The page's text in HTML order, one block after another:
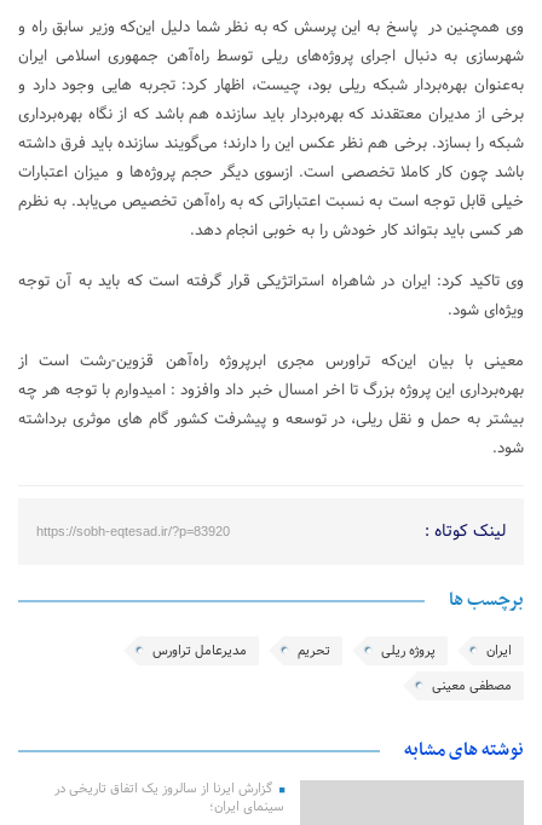
وی همچنین در پاسخ به این پرسش که به نظر شما دلیل این‌که وزیر سابق راه و
شهرسازی به دنبال اجرای پروژه‌های ریلی توسط راه‌آهن جمهوری اسلامی ایران
به‌عنوان بهره‌بردار شبکه ریلی بود، چیست، ‌اظهار کرد: تجربه هایی وجود دارد و
برخی از مدیران معتقدند که بهره‌بردار باید سازنده هم باشد که از نگاه بهره‌برداری
شبکه را بسازد. برخی هم نظر عکس این را دارند؛ می‌گویند سازنده باید فرق داشته
باشد چون کار کاملا تخصصی است. ازسوی دیگر حجم پروژه‌ها و میزان اعتبارات
خیلی قابل توجه است به نسبت اعتباراتی که به راه‌آهن تخصیص می‌یابد. به نظرم
هر کسی باید بتواند کار خودش را به خوبی انجام دهد.
وی تاکید کرد: ایران در شاهراه استراتژیکی قرار گرفته است که باید به آن توجه
ویژه‌ای شود.
معینی با بیان این‌که تراورس مجری ابرپروژه راه‌آهن قزوین-رشت است از
بهره‌برداری این پروژه بزرگ تا اخر امسال خبر داد وافزود :‌ امیدوارم با توجه هر چه
بیشتر به حمل و نقل ریلی، در توسعه و پیشرفت کشور گام های موثری برداشته
شود.
لینک کوتاه : https://sobh-eqtesad.ir/?p=83920
برچسب ها
ایران پروژه ریلی تحریم
مدیرعامل تراورس
مصطفی معینی
نوشته های مشابه
گزارش ایرنا از سالروز یک اتفاق تاریخی در
سینمای ایران؛